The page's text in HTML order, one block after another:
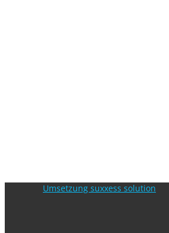
Umsetzung suxxess solution